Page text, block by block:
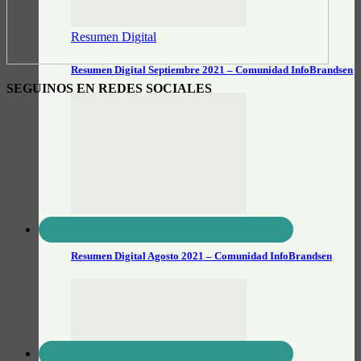
Resumen Digital
Resumen Digital Septiembre 2021 – Comunidad InfoBrandsen
Resumen Digital Agosto 2021 – Comunidad InfoBrandsen
SEGUINOS EN REDES SOCIALES